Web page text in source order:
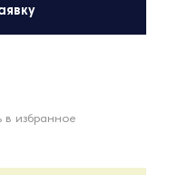
в избранное